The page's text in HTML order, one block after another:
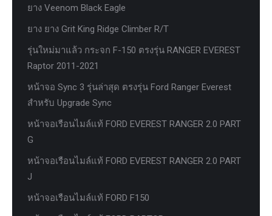
ยาง Veenom Black Eagle
ยาง ยาง Grit King Ridge Climber R/T
รุ่นใหม่มาแล้ว กระจก F-150 ตรงรุ่น RANGER EVEREST
Raptor 2011-2021
หน้าจอ Sync 3 รุ่นล่าสุด ตรงรุ่น Ford Ranger Everest
สำหรับ Upgrade Sync
หน้าจอเรือนไมล์แท้ FORD EVEREST RANGER 2.0 PART
G
หน้าจอเรือนไมล์แท้ FORD EVEREST RANGER 2.0 PART
J
หน้าจอเรือนไมล์แท้ FORD F150